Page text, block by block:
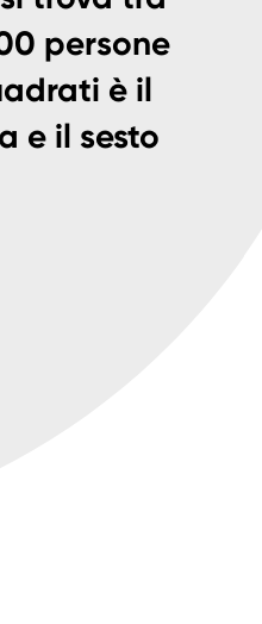
persone
è il
e il sesto